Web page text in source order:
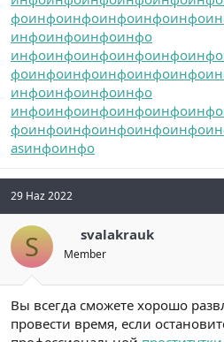
фоинфоинфоинфоинфоинфо
инфоинфоинфоинфо
инфоинфоинфоинфоинфоинфо
фоинфоинфоинфоинфоинфо
инфоинфоинфоинфо
инфоинфоинфоинфоинфоинфо
фоинфоинфоинфоинфоинфо
asинфоинфо
29 Haz 2022
S svalakrauk
Member
Вы всегда сможете хорошо
провести время, если